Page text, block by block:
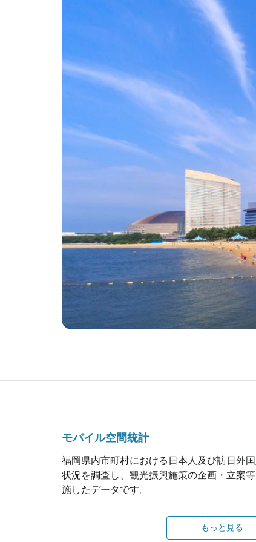
モバイル空間統計
福岡県内市町村における日本人及び訪日外
状況を調査し、観光振興施策の企画・立案
施したデータです。
もっと見る